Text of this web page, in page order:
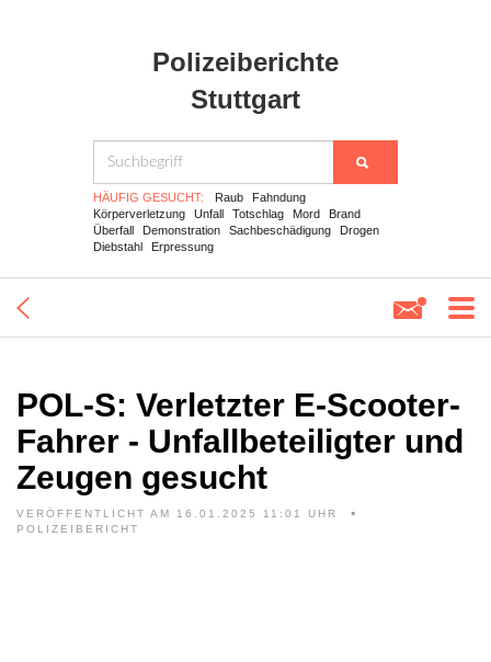
Polizeiberichte
Stuttgart
HÄUFIG GESUCHT: Raub
Fahndung
Körperverletzung
Unfall Totschlag Mord
Brand
Überfall
Demonstration Sachbeschädigung
Drogen
Diebstahl
Erpressung
POL-S: Verletzter E-Scooter-
Fahrer - Unfallbeteiligter und
Zeugen gesucht
VERÖFFENTLICHT AM 16.01.2025 11:01 UHR
POLIZEIBERICHT